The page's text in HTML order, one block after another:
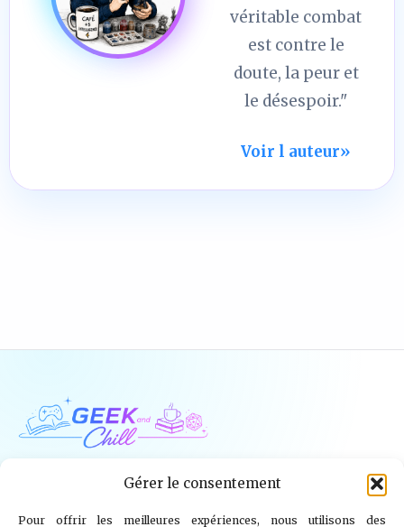
Gérer le consentement
Pour offrir les meilleures expériences, nous utilisons des
véritable combat
est contre le
doute, la peur et
le désespoir."
Voir l auteur»